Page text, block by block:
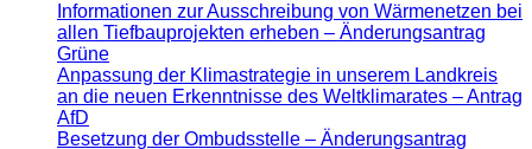
Informationen zur Ausschreibung von Wärmenetzen bei
allen Tiefbauprojekten erheben – Änderungsantrag
Grüne
Anpassung der Klimastrategie in unserem Landkreis
an die neuen Erkenntnisse des Weltklimarates – Antrag
AfD
Besetzung der Ombudsstelle – Änderungsantrag